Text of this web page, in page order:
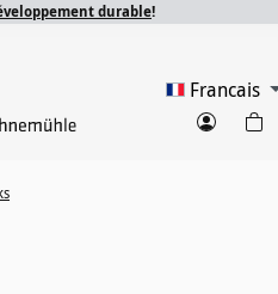
durable!
Francais